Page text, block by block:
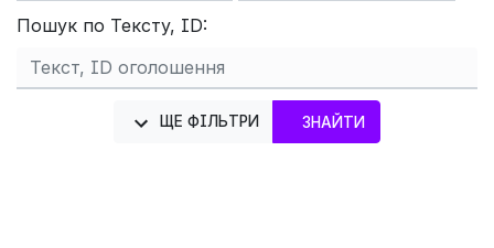
Пошук по Тексту, ID:
ЩЕ ФІЛЬТРИ ЗНАЙТИ